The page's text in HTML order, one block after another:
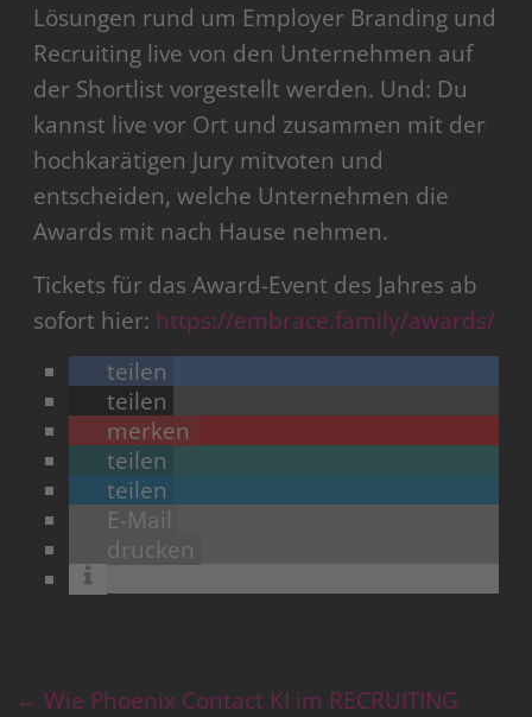
Lösungen rund um Employer Branding und
Recruiting live von den Unternehmen auf
der Shortlist vorgestellt werden. Und: Du
kannst live vor Ort und zusammen mit der
hochkarätigen Jury mitvoten und
entscheiden, welche Unternehmen die
Awards mit nach Hause nehmen.
Tickets für das Award-Event des Jahres ab
sofort hier: https://embrace.family/awards/
teilen
teilen
merken
teilen
teilen
E-Mail
drucken
← Wie Phoenix Contact KI im RECRUITING